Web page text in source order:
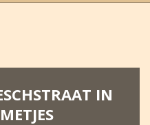
IN